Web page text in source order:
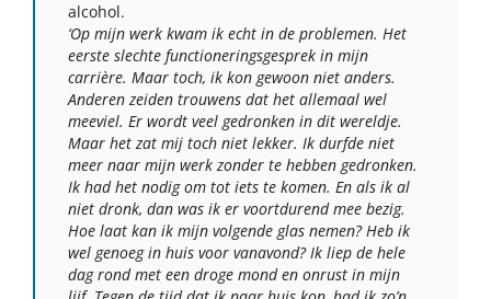
alcohol.
‘Op mijn werk kwam ik echt in de problemen. Het
eerste slechte functioneringsgesprek in mijn
carrière. Maar toch, ik kon gewoon niet anders.
Anderen zeiden trouwens dat het allemaal wel
meeviel. Er wordt veel gedronken in dit wereldje.
Maar het zat mij toch niet lekker. Ik durfde niet
meer naar mijn werk zonder te hebben gedronken.
Ik had het nodig om tot iets te komen. En als ik al
niet dronk, dan was ik er voortdurend mee bezig.
Hoe laat kan ik mijn volgende glas nemen? Heb ik
wel genoeg in huis voor vanavond? Ik liep de hele
dag rond met een droge mond en onrust in mijn